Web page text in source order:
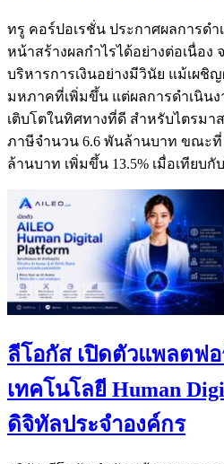
ทรู คอร์ปอเรชั่น ประกาศผลการดำ
หน้าสร้างผลกำไรได้อย่างต่อเนื่อง
บริหารการเงินอย่างมีวินัย แม้เผชิ
มหภาคที่เพิ่มขึ้น แต่ผลการดำเนิน
เติบโตในทิศทางที่ดี สำหรับไตรม
ภาษีจำนวน 6.6 พันล้านบาท ขณะที่
ล้านบาท เพิ่มขึ้น 13.5% เมื่อเทียบกั
ลีโอกัส เปิดตัวแพลตฟ
เทคโนโลยี Human
ดิจิทัลประจำองค์กร